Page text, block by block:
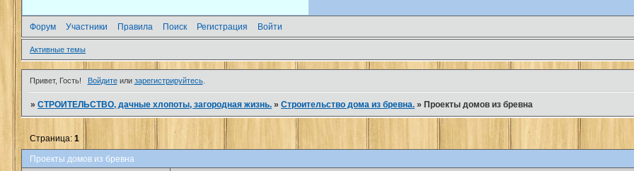
Форум Участники Правила Поиск Регистрация Войти
Активные темы
Привет, Гость! Войдитеили зарегистрируйтесь.
»СТРОИТЕЛЬСТВО, дачные хлопоты, загородная жизнь. »Строительство дома из бревна. »Проекты домов из бревна
Проекты домов из бревна
Страница:1